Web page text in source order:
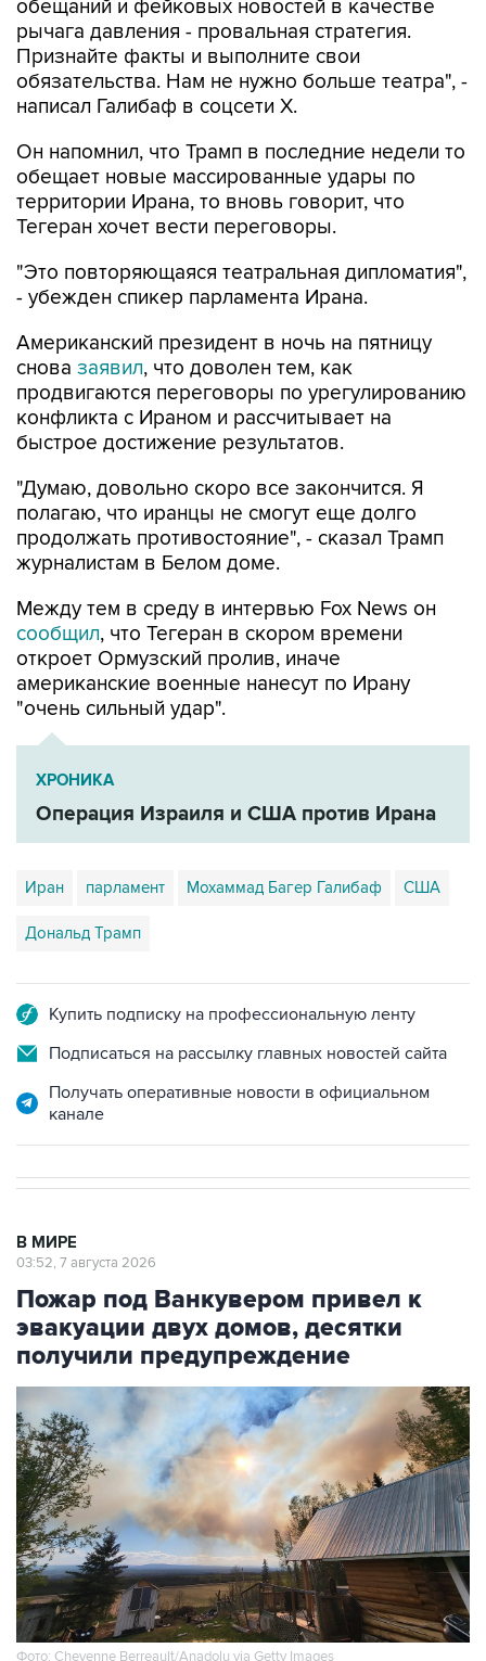
обещаний и фейковых новостей в качестве
рычага давления - провальная стратегия.
Признайте факты и выполните свои
обязательства. Нам не нужно больше театра", -
написал Галибаф в соцсети X.
Он напомнил, что Трамп в последние недели то
обещает новые массированные удары по
территории Ирана, то вновь говорит, что
Тегеран хочет вести переговоры.
"Это повторяющаяся театральная дипломатия",
- убежден спикер парламента Ирана.
Американский президент в ночь на пятницу
снова заявил, что доволен тем, как
продвигаются переговоры по урегулированию
конфликта с Ираном и рассчитывает на
быстрое достижение результатов.
"Думаю, довольно скоро все закончится. Я
полагаю, что иранцы не смогут еще долго
продолжать противостояние", - сказал Трамп
журналистам в Белом доме.
Между тем в среду в интервью Fox News он
сообщил, что Тегеран в скором времени
откроет Ормузский пролив, иначе
американские военные нанесут по Ирану
"очень сильный удар".
ХРОНИКА
Операция Израиля и США против Ирана
Иран парламент Мохаммад Багер Галибаф США
Дональд Трамп
Купить подписку на профессиональную ленту
Подписаться на рассылку главных новостей сайта
Получать оперативные новости в официальном
канале
В МИРЕ
03:52, 7 августа 2026
Пожар под Ванкувером привел к
эвакуации двух домов, десятки
получили предупреждение
Фото: Cheyenne Berreault/Anadolu via Getty Images